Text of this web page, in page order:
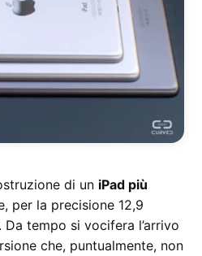
di un iPad più
per la precisione 12,9
tempo si vocifera l’arrivo
che, puntualmente, non